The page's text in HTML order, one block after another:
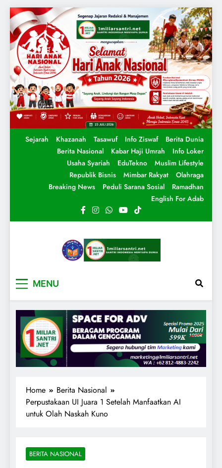
Sejarah Khazanah Tasawuf Info Ziswaf
Berita Dunia
Berita Nasional
Kabar Haji Umrah
Info Loker
Usaha Syariah
EduTekno
Muslim Lifestyle
Republik Bisnis
Mimbar Rakyat
Olahraga
Breaking News
Peduli Sarana Sosial
Ramadhan
English For Adab
MENU
Home
Berita Nasional
Perpustakaan UI Juara 1 Setelah Manfaatkan AI
untuk Olah Naskah Kuno
BERITA NASIONAL